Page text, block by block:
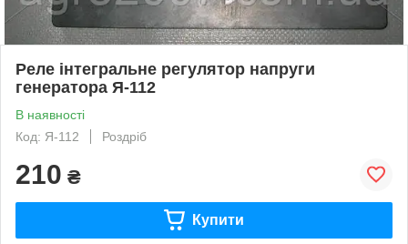
Реле інтегральне регулятор напруги
генератора Я-112
В наявності
Код: Я-112
Роздріб
210 ₴
Купити